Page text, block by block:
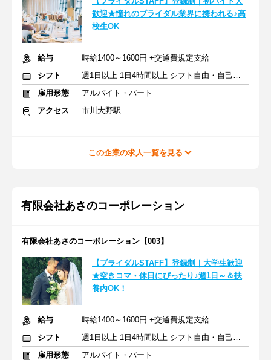
歓迎★憧れのブライダル業界に携われる♪高
校生OK
給与
時給1400～1600円 +交通費規定支給
シフト
週1日以上 1日4時間以上 シフト自由・自己申告
雇用形態
アルバイト・パート
アクセス
市川大野駅
この企業の求人一覧を見る
有限会社あさのコーポレーション
有限会社あさのコーポレーション【003】
【ブライダルSTAFF】登録制｜大学生歓迎
★空きコマ・休日にぴったり♪週1日～＆扶
養内OK！
給与
時給1400～1600円 +交通費規定支給
シフト
週1日以上 1日4時間以上 シフト自由・自己申告
雇用形態
アルバイト・パート